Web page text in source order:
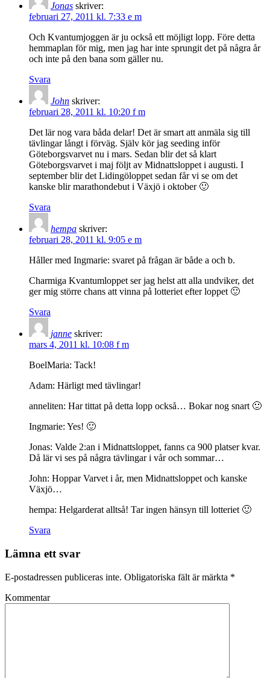
Jonas skriver:
februari 27, 2011 kl. 7:33 e m
Och Kvantumjoggen är ju också ett möjligt lopp. Före detta
hemmaplan för mig, men jag har inte sprungit det på några år
och inte på den bana som gäller nu.
Svara
John skriver:
februari 28, 2011 kl. 10:20 f m
Det lär nog vara båda delar! Det är smart att anmäla sig till
tävlingar långt i förväg. Själv kör jag seeding inför
Göteborgsvarvet nu i mars. Sedan blir det så klart
Göteborgsvarvet i maj följt av Midnattsloppet i augusti. I
september blir det Lidingöloppet sedan får vi se om det
kanske blir marathondebut i Växjö i oktober 🙂
Svara
hempa skriver:
februari 28, 2011 kl. 9:05 e m
Håller med Ingmarie: svaret på frågan är både a och b.
Charmiga Kvantumloppet ser jag helst att alla undviker, det
ger mig större chans att vinna på lotteriet efter loppet 🙂
Svara
janne skriver:
mars 4, 2011 kl. 10:08 f m
BoelMaria: Tack!
Adam: Härligt med tävlingar!
anneliten: Har tittat på detta lopp också… Bokar nog snart 🙂
Ingmarie: Yes! 🙂
Jonas: Valde 2:an i Midnattsloppet, fanns ca 900 platser kvar.
Då lär vi ses på några tävlingar i vår och sommar…
John: Hoppar Varvet i år, men Midnattsloppet och kanske
Växjö…
hempa: Helgarderat alltså! Tar ingen hänsyn till lotteriet 🙂
Svara
Lämna ett svar
E-postadressen publiceras inte. Obligatoriska fält är märkta *
Kommentar